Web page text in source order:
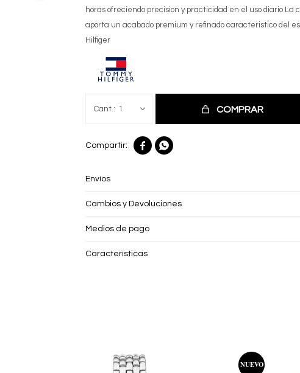
horas ofreciendo precision y practicidad en el uso diario La
aporta un acabado premium y refinado caracteristico del
Hilfiger
1 COMPRAR
 
Envíos
Cambios y Devoluciones
Medios de pago
Características